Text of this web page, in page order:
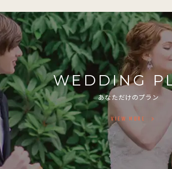
WEDDING
あなただけのプラン
VIEW MORE